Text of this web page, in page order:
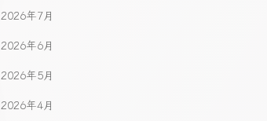
2026年7月
2026年6月
2026年5月
2026年4月